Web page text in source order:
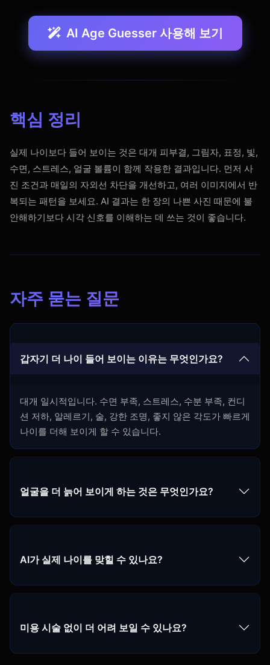
AI Age Guesser 사용해 보기
핵심 정리
실제 나이보다 들어 보이는 것은 대개 피부결, 그림자, 표정, 빛,
수면, 스트레스, 얼굴 볼륨이 함께 작용한 결과입니다. 먼저 사
진 조건과 매일의 자외선 차단을 개선하고, 여러 이미지에서 반
복되는 패턴을 보세요. AI 결과는 한 장의 나쁜 사진 때문에 불
안해하기보다 시각 신호를 이해하는 데 쓰는 것이 좋습니다.
자주 묻는 질문
갑자기 더 나이 들어 보이는 이유는 무엇인가요?
대개 일시적입니다. 수면 부족, 스트레스, 수분 부족, 컨디
션 저하, 알레르기, 술, 강한 조명, 좋지 않은 각도가 빠르게
나이를 더해 보이게 할 수 있습니다.
얼굴을 더 늙어 보이게 하는 것은 무엇인가요?
AI가 실제 나이를 맞힐 수 있나요?
미용 시술 없이 더 어려 보일 수 있나요?